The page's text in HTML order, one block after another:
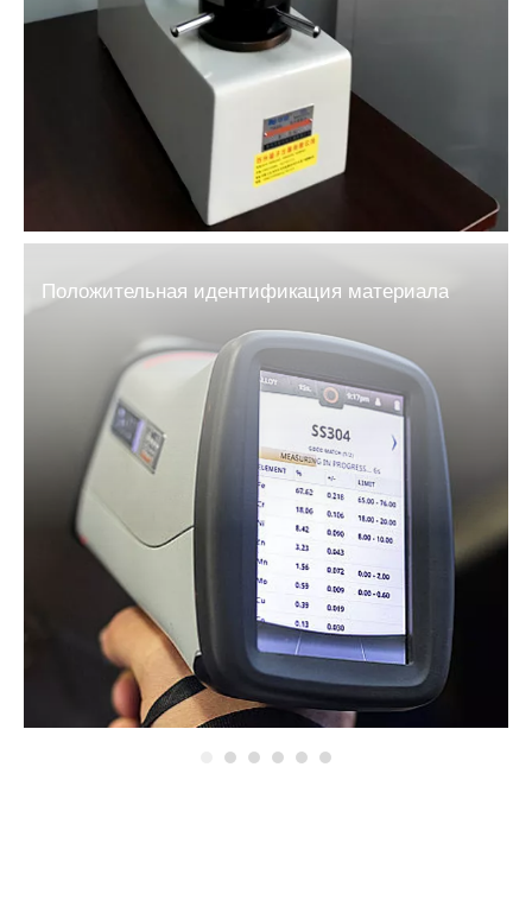
Положительная идентификация материала